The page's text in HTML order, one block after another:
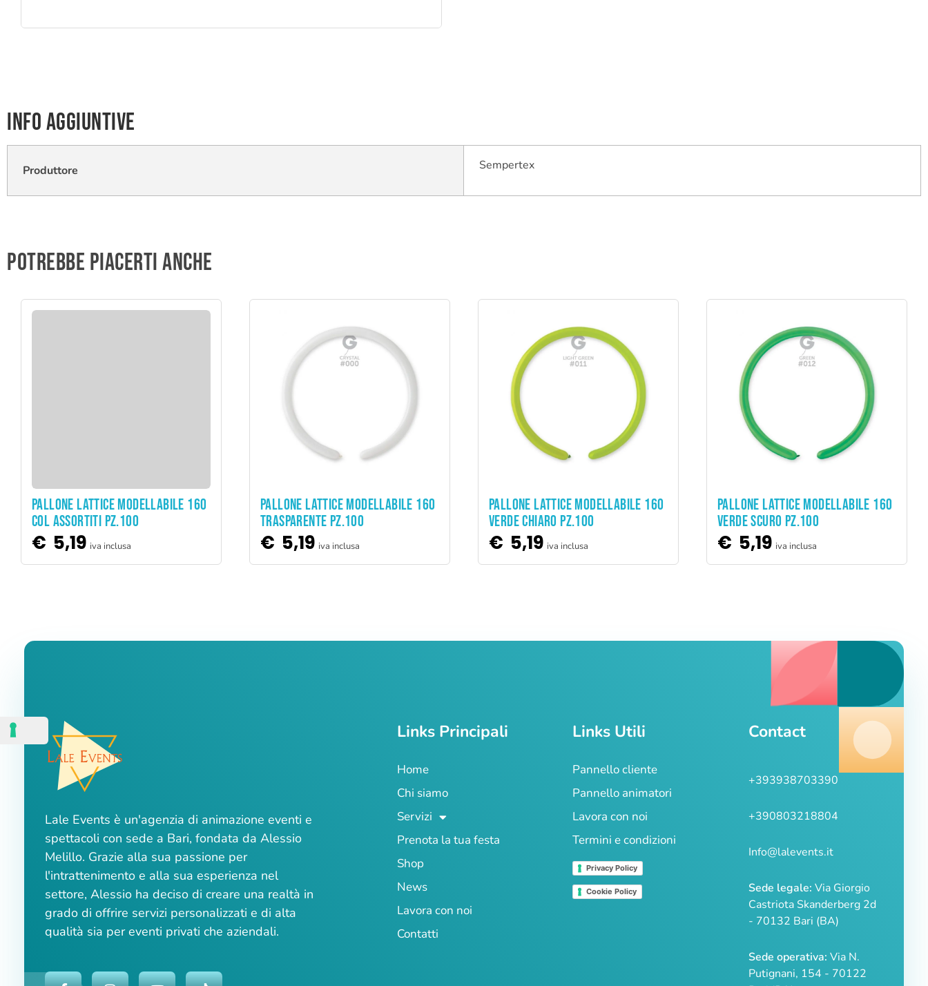
Info aggiuntive
Produttore Sempertex
Potrebbe piacerti anche
ADD TO CART
PALLONE LATTICE MODELLABILE 160
COL ASSORTITI PZ.100
€ 5,19 iva inclusa
ADD TO CART
PALLONE LATTICE MODELLABILE 160
TRASPARENTE PZ.100
€ 5,19 iva inclusa
ADD TO CART
PALLONE LATTICE MODELLABILE 160
VERDE CHIARO PZ.100
€ 5,19 iva inclusa
ADD TO CART
PALLONE LATTICE MODELLABILE 160
VERDE SCURO PZ.100
€ 5,19 iva inclusa
Lale Events è un'agenzia di animazione eventi e
spettacoli con sede a Bari, fondata da Alessio
Melillo. Grazie alla sua passione per
l'intrattenimento e alla sua esperienza nel
settore, Alessio ha deciso di creare una realtà in
grado di offrire servizi personalizzati e di alta
qualità sia per eventi privati che aziendali.
Links Principali
Home
Chi siamo
Servizi
Prenota la tua festa
Shop
News
Lavora con noi
Contatti
Links Utili
Pannello cliente
Pannello animatori
Lavora con noi
Termini e condizioni
Privacy Policy
Cookie Policy
Contact
+393938703390
+390803218804
Info@lalevents.it
Sede legale: Via Giorgio
Castriota Skanderberg 2d
- 70132 Bari (BA)
Sede operativa: Via N.
Putignani, 154 - 70122